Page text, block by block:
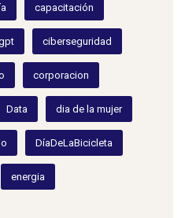
capacitación
ciberseguridad
corporacion
Data dia de la mujer
DíaDeLaBicicleta
energia